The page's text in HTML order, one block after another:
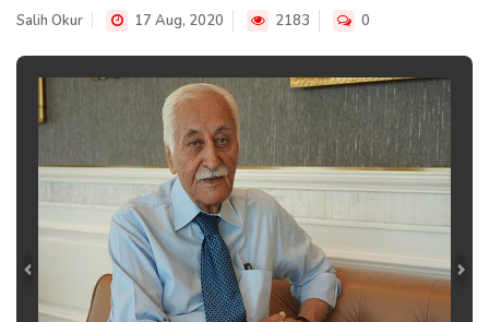
Salih Okur 17 Aug, 2020 2183 0